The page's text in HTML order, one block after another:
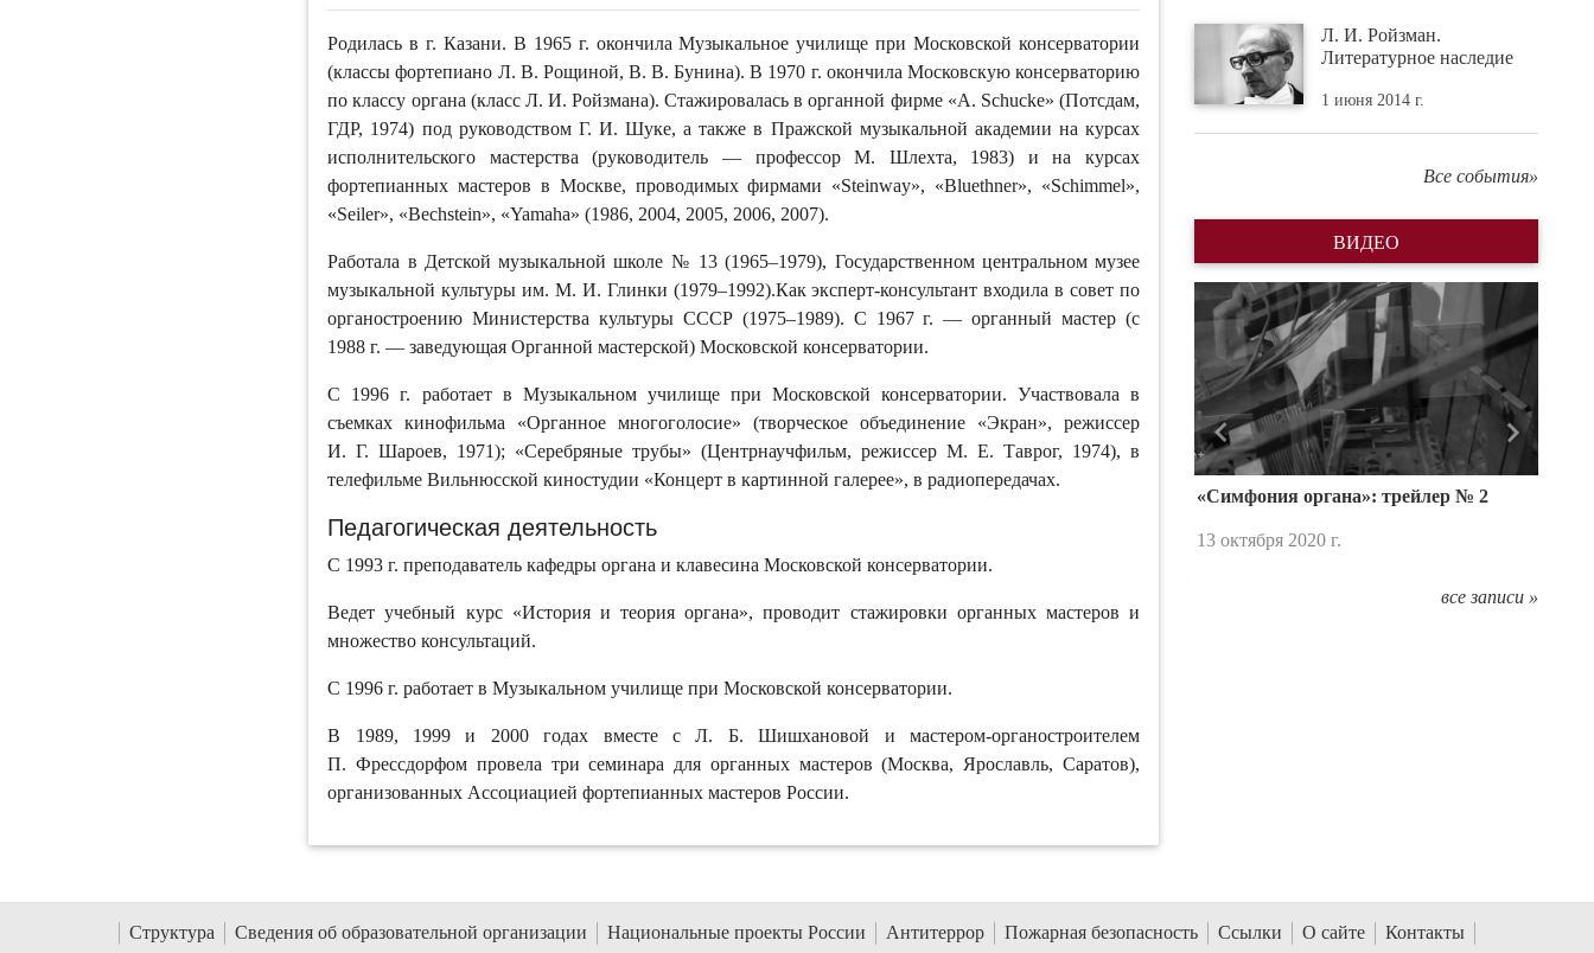
Родилась в г. Казани. В 1965 г. окончила Музыкальное училище при Московской консерватории
(классы фортепиано Л. В. Рощиной, В. В. Бунина). В 1970 г. окончила Московскую консерваторию
по классу органа (класс Л. И. Ройзмана). Стажировалась в органной фирме «А. Schucke» (Потсдам,
ГДР, 1974) под руководством Г. И. Шуке, а также в Пражской музыкальной академии на курсах
исполнительского мастерства (руководитель — профессор М. Шлехта, 1983) и на курсах
фортепианных мастеров в Москве, проводимых фирмами «Steinway», «Bluethner», «Schimmel»,
«Seiler», «Bechstein», «Yamaha» (1986, 2004, 2005, 2006, 2007).
Работала в Детской музыкальной школе № 13 (1965–1979), Государственном центральном музее
музыкальной культуры им. М. И. Глинки (1979–1992).Как эксперт-консультант входила в совет по
органостроению Министерства культуры СССР (1975–1989). С 1967 г. — органный мастер (с
1988 г. — заведующая Органной мастерской) Московской консерватории.
С 1996 г. работает в Музыкальном училище при Московской консерватории. Участвовала в
съемках кинофильма «Органное многоголосие» (творческое объединение «Экран», режиссер
И. Г. Шароев, 1971); «Серебряные трубы» (Центрнаучфильм, режиссер М. Е. Таврог, 1974), в
телефильме Вильнюсской киностудии «Концерт в картинной галерее», в радиопередачах.
Педагогическая деятельность
С 1993 г. преподаватель кафедры органа и клавесина Московской консерватории.
Ведет учебный курс «История и теория органа», проводит стажировки органных мастеров и
множество консультаций.
С 1996 г. работает в Музыкальном училище при Московской консерватории.
В 1989, 1999 и 2000 годах вместе с Л. Б. Шишхановой и мастером-органостроителем
П. Фрессдорфом провела три семинара для органных мастеров (Москва, Ярославль, Саратов),
организованных Ассоциацией фортепианных мастеров России.
Л. И. Ройзман.
Литературное наследие
1 июня 2014 г.
Все события»
ВИДЕО
«Симфония органа»: трейлер № 2
13 октября 2020 г.
Назад Вперед
все записи »
Структура Сведения об образовательной организации Национальные проекты России Антитеррор Пожарная безопасность Ссылки О сайте Контакты